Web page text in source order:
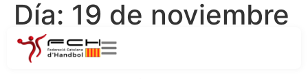
Día: 19 de noviembre
de 2021